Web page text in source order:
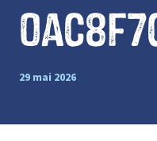
29 mai 2026